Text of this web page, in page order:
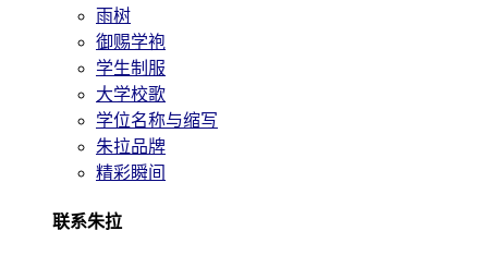
雨树
御赐学袍
学生制服
大学校歌
学位名称与缩写
朱拉品牌
精彩瞬间
联系朱拉